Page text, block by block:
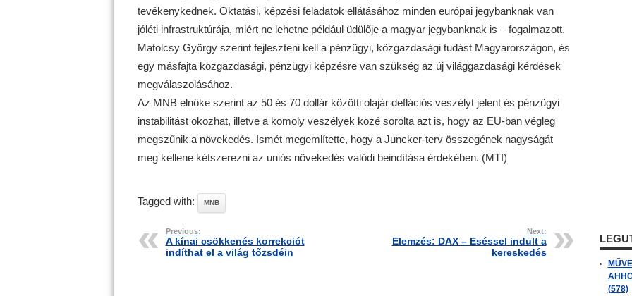
tevékenykednek. Oktatási, képzési feladatok ellátásához minden európai jegybanknak van
jóléti infrastruktúrája, miért ne lehetne például üdülője a magyar jegybanknak is – fogalmazott.
Matolcsy György szerint fejleszteni kell a pénzügyi, közgazdasági tudást Magyarországon, és
egy másfajta közgazdasági, pénzügyi képzésre van szükség az új világgazdasági kérdések
megválaszolásához.
Az MNB elnöke szerint az 50 és 70 dollár közötti olajár deflációs veszélyt jelent és pénzügyi
instabilitást okozhat, illetve a komoly veszélyek közé sorolta azt is, hogy az EU-ban végleg
megszűnik a növekedés. Ismét megemlítette, hogy a Juncker-terv összegének nagyságát
meg kellene kétszerezni az uniós növekedés valódi beindítása érdekében. (MTI)
Tagged with: MNB
Previous:
A kínai csökkenés korrekciót
indíthat el a világ tőzsdéin
Next:
Elemzés: DAX – Eséssel indult a
kereskedés
(578)